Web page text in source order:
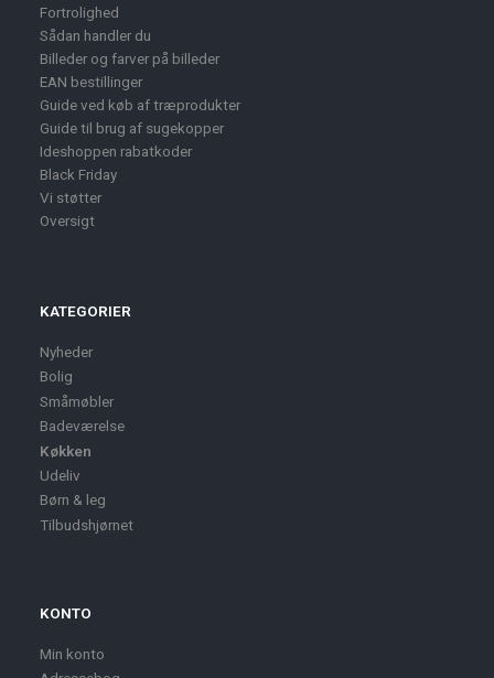
Fortrolighed
Sådan handler du
Billeder og farver på billeder
EAN bestillinger
Guide ved køb af træprodukter
Guide til brug af sugekopper
Ideshoppen rabatkoder
Black Friday
Vi støtter
Oversigt
KATEGORIER
Nyheder
Bolig
Småmøbler
Badeværelse
Køkken
Udeliv
Børn & leg
Tilbudshjørnet
KONTO
Min konto